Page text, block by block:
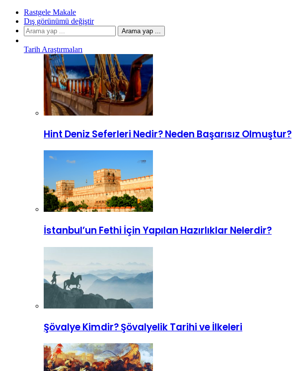
Rastgele Makale
Dış görünümü değiştir
Arama yap ...
Tarih Araştırmaları
Hint Deniz Seferleri Nedir? Neden Başarısız Olmuştur?
İstanbul’un Fethi İçin Yapılan Hazırlıklar Nelerdir?
Şövalye Kimdir? Şövalyelik Tarihi ve İlkeleri